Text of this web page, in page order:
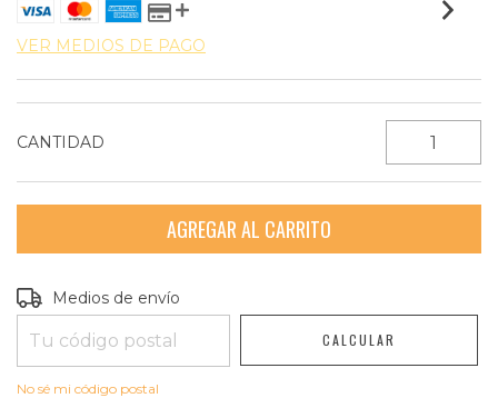
VER MEDIOS DE PAGO
CANTIDAD
Entregas para el CP:
Medios de envío
CALCULAR
No sé mi código postal